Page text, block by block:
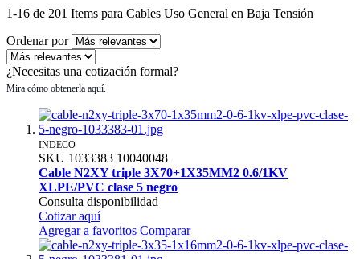
1-16 de 201 Items para Cables Uso General en Baja Tensión
Ordenar por
¿Necesitas una cotización formal?
INDECO
SKU 1033383 10040048
Cable N2XY triple 3X70+1X35MM2 0.6/1KV
XLPE/PVC clase 5 negro
Consulta disponibilidad
Cotizar aquí
Agregar a favoritos Comparar